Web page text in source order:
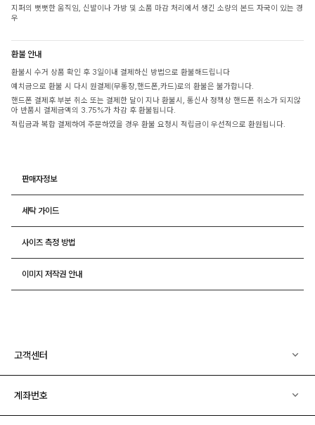
지퍼의 뻣뻣한 움직임, 신발이나 가방 및 소품 마감 처리에서 생긴 소량의 본드 자국이 있는 경
우
환불 안내
환불시 수거 상품 확인 후 3일이내 결제하신 방법으로 환불해드립니다
예치금으로 환불 시 다시 원결제(무통장,핸드폰,카드)로의 환불은 불가합니다.
핸드폰 결제후 부분 취소 또는 결제한 달이 지나 환불시, 통신사 정책상 핸드폰 취소가 되지않
아 반품시 결제금액의 3.75%가 차감 후 환불됩니다.
적립금과 복합 결제하여 주문하였을 경우 환불 요청시 적립금이 우선적으로 환원됩니다.
판매자정보
세탁 가이드
사이즈 측정 방법
이미지 저작권 안내
고객센터
계좌번호